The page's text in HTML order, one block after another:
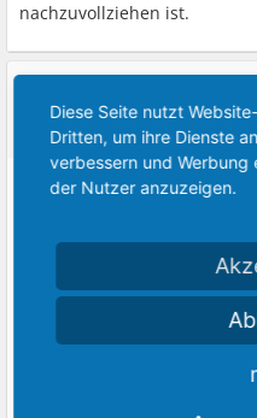
nachzuvollziehen ist.
Forums Anfänger(in)
13. Dezember 2008
Bei der Sinusleistung wird
das es zu Verzerrungen
Was versteht man unter
Diese Seite nutzt
Dritten, um ihre Dienste
verbessern und
der Nutzer anzuzeigen.